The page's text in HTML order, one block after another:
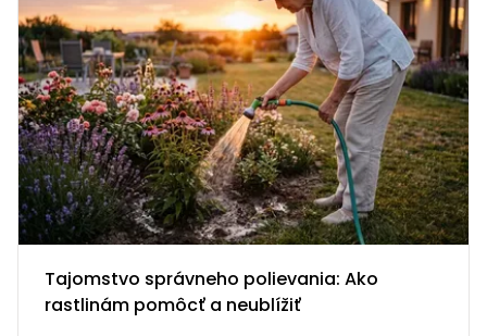
Tajomstvo správneho polievania: Ako
rastlinám pomôcť a neublížiť